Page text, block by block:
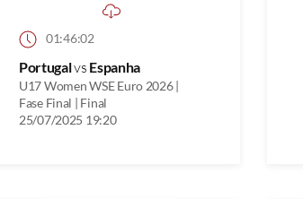
01:46:02
Portugalvs Espanha
U17 Women WSE Euro 2026 |
Fase Final | Final
25/07/2025 19:20